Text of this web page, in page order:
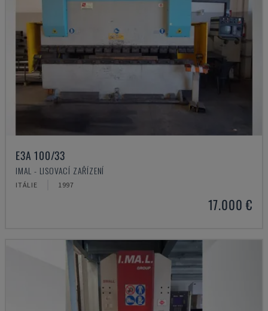
E3A 100/33
IMAL - LISOVACÍ ZAŘÍZENÍ
ITÁLIE 1997
17.000 €